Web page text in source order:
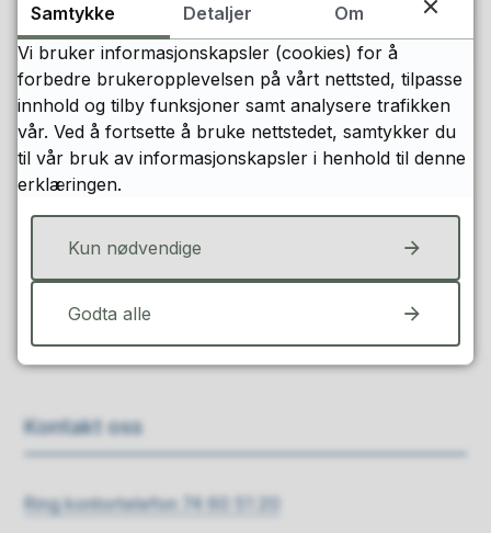
Valgfag
Fant du det du lette etter?
Kontakt oss
Ring kontortelefon 74 60 51 20
Samtykke Detaljer
Om
Vi bruker informasjonskapsler (cookies) for å
forbedre brukeropplevelsen på vårt nettsted, tilpasse
innhold og tilby funksjoner samt analysere trafikken
vår. Ved å fortsette å bruke nettstedet, samtykker du
til vår bruk av informasjonskapsler i henhold til denne
erklæringen.
Kun nødvendige
Godta alle